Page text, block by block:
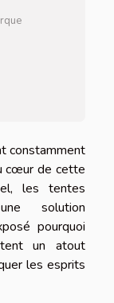
constamment
cœur de cette
les tentes
solution
pourquoi
un atout
les esprits